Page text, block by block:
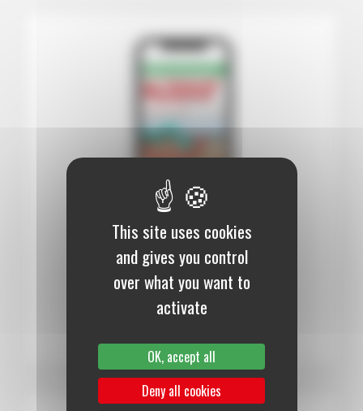
12 mois :99,00 €
Numérique
S’abonner au journal
This site uses cookies
and gives you control
over what you want to
activate
OK, accept all
Deny all cookies